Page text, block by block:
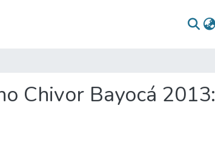
Chivor Bayocá 2013: